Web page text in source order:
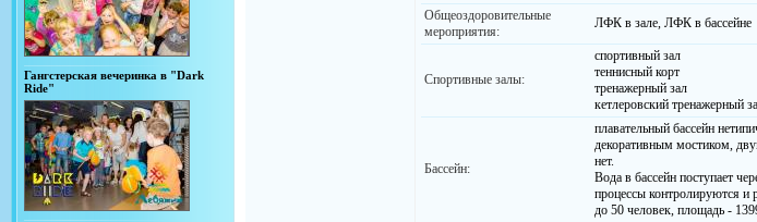
Гангстерская вечеринка в "Dark
Ride"
Общеоздоровительные
мероприятия:
ЛФК в зале, ЛФК в бассейне
Спортивные залы:
спортивный зал
теннисный корт
тренажерный зал
кетлеровский тренажерный
Бассейн:
плавательный бассейн
декоративным мостиком,
нет.
Вода в бассейн поступает
процессы контролируются и
до 50 человек, площадь -